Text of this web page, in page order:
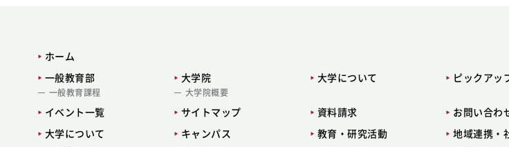
ホーム
一般教育部
一般教育課程
大学院
大学院概要
大学について ピックアッ
イベント一覧 サイトマップ 資料請求 お問い合わ
大学について
キャンパス 教育・研究活動 地域連携・